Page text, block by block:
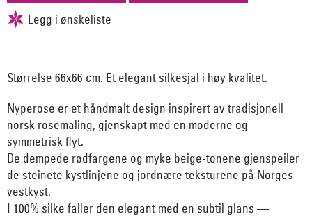
Størrelse 66x66 cm. Et elegant silkesjal i høy kvalitet.
Nyperose er et håndmalt design inspirert av tradisjonell
norsk rosemaling, gjenskapt med en moderne og
symmetrisk flyt.
De dempede rødfargene og myke beige-tonene gjenspeiler
de steinete kystlinjene og jordnære teksturene på Norges
vestkyst.
I 100% silke faller den elegant med en subtil glans —